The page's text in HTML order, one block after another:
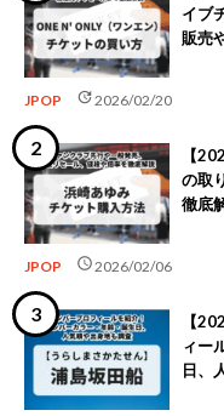
イブ
販売
JPOP update2026/02/20
【
の取
徹底
JPOP schedule2026/02/06
【
ィー
日、